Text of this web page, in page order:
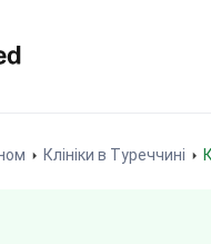
Клініки в Туреччині